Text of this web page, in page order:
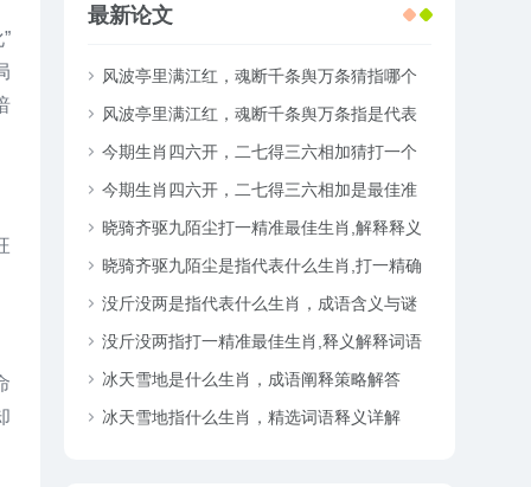
最新论文
风波亭里满江红，魂断千条舆万条猜指哪个
准确生肖，最佳词语解析释义
风波亭里满江红，魂断千条舆万条指是代表
什么精准生肖,最佳释义词语精选解释
今期生肖四六开，二七得三六相加猜打一个
最佳准确生肖,精选词语释义落实解答
今期生肖四六开，二七得三六相加是最佳准
确什么生肖，释义作答词语赏析解释
晓骑齐驱九陌尘打一精准最佳生肖,解释释义
词语解读！
晓骑齐驱九陌尘是指代表什么生肖,打一精确
生肖释义谜底解析
没斤没两是指代表什么生肖，成语含义与谜
语特点解析
没斤没两指打一精准最佳生肖,释义解释词语
解析！
冰天雪地是什么生肖，成语阐释策略解答
冰天雪地指什么生肖，精选词语释义详解